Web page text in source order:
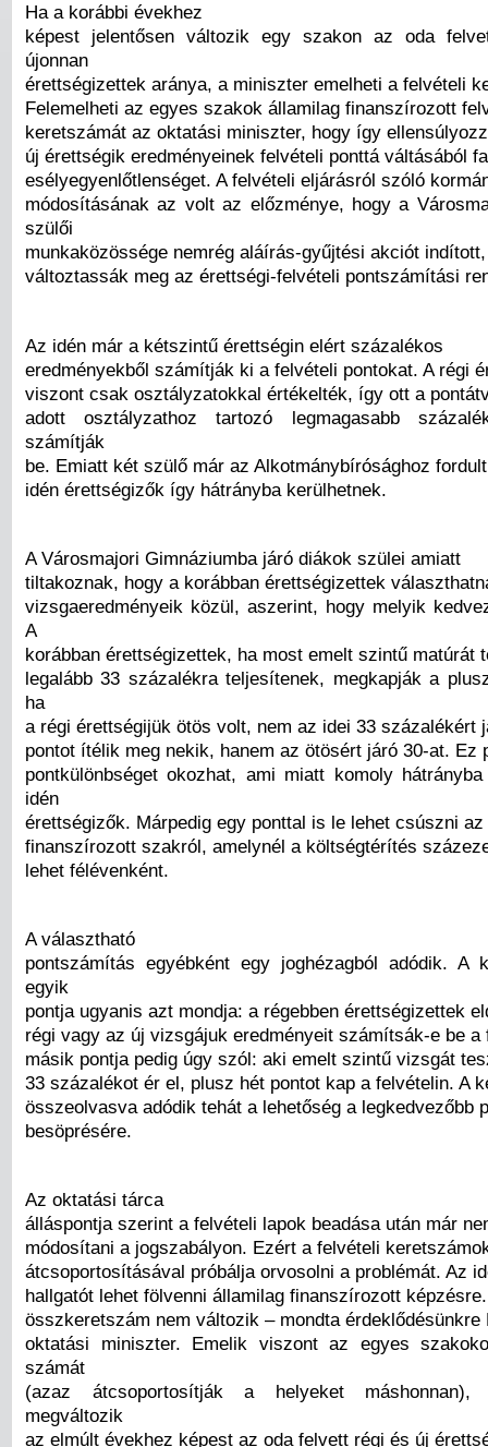
Ha a korábbi évekhez
képest jelentősen változik egy szakon az oda
újonnan
érettségizettek aránya, a miniszter emelheti a felvételi
Felemelheti az egyes szakok államilag finanszírozott
keretszámát az oktatási miniszter, hogy így
új érettségik eredményeinek felvételi ponttá váltásából
esélyegyenlőtlenséget. A felvételi eljárásról szóló
módosításának az volt az előzménye, hogy a
szülői
munkaközössége nemrég aláírás-gyűjtési akciót
változtassák meg az érettségi-felvételi pontszámítási
Az idén már a kétszintű érettségin elért százalékos
eredményekből számítják ki a felvételi pontokat. A régi
viszont csak osztályzatokkal értékelték, így ott a
adott osztályzathoz tartozó legmagasabb
számítják
be. Emiatt két szülő már az Alkotmánybírósághoz
idén érettségizők így hátrányba kerülhetnek.
A Városmajori Gimnáziumba járó diákok szülei amiatt
tiltakoznak, hogy a korábban érettségizettek
vizsgaeredményeik közül, aszerint, hogy melyik
A
korábban érettségizettek, ha most emelt szintű matúrát
legalább 33 százalékra teljesítenek, megkapják a
ha
a régi érettségijük ötös volt, nem az idei 33 százalékért
pontot ítélik meg nekik, hanem az ötösért járó 30-at. Ez
pontkülönbséget okozhat, ami miatt komoly
idén
érettségizők. Márpedig egy ponttal is le lehet csúszni
finanszírozott szakról, amelynél a költségtérítés
lehet félévenként.
A választható
pontszámítás egyébként egy joghézagból adódik. A
egyik
pontja ugyanis azt mondja: a régebben érettségizettek
régi vagy az új vizsgájuk eredményeit számítsák-e be a
másik pontja pedig úgy szól: aki emelt szintű vizsgát
33 százalékot ér el, plusz hét pontot kap a felvételin. A
összeolvasva adódik tehát a lehetőség a legkedvezőbb
besöprésére.
Az oktatási tárca
álláspontja szerint a felvételi lapok beadása után már
módosítani a jogszabályon. Ezért a felvételi
átcsoportosításával próbálja orvosolni a problémát. Az
hallgatót lehet fölvenni államilag finanszírozott
összkeretszám nem változik – mondta érdeklődésünkre
oktatási miniszter. Emelik viszont az egyes
számát
(azaz átcsoportosítják a helyeket máshonnan),
megváltozik
az elmúlt évekhez képest az oda felvett régi és új